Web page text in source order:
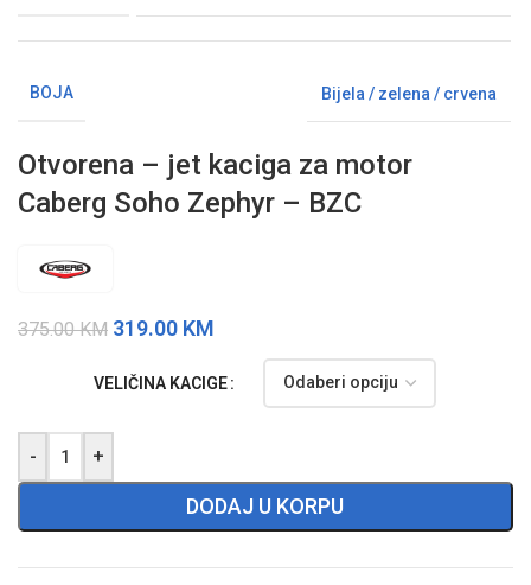
BOJA Bijela / zelena / crvena
Otvorena – jet kaciga za motor
Caberg Soho Zephyr – BZC
375.00KM 319.00 KM
VELIČINA KACIGE
- +
DODAJ U KORPU